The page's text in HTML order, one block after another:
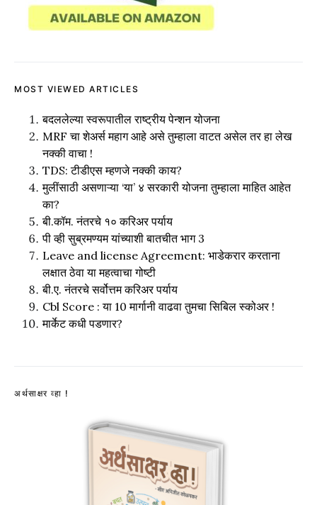
MOST VIEWED ARTICLES
बदललेल्या स्वरूपातील राष्ट्रीय पेन्शन योजना
MRF चा शेअर्स महाग आहे असे तुम्हाला वाटत असेल तर हा लेख
नक्की वाचा !
TDS: टीडीएस म्हणजे नक्की काय?
मुलींसाठी असणाऱ्या ‘या’ ४ सरकारी योजना तुम्हाला माहित आहेत
का?
बी.कॉम. नंतरचे १० करिअर पर्याय
पी व्ही सुब्रमण्यम यांच्याशी बातचीत भाग 3
Leave and license Agreement: भाडेकरार करताना
लक्षात ठेवा या महत्वाचा गोष्टी
बी.ए. नंतरचे सर्वोत्तम करिअर पर्याय
Cbl Score : या 10 मार्गानी वाढवा तुमचा सिबिल स्कोअर !
मार्केट कधी पडणार?
अर्थसाक्षर व्हा !